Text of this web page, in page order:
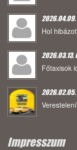
2026.04.09.
Hol
2026.03.13.
Főtaxisok
Impresszum